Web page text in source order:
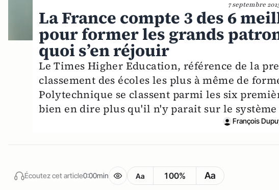
7 septembre
La France compte 3 des 6
pour former les grands
quoi s’en réjouir
Le Times Higher Education, référence de la
classement des écoles les plus à même de
Polytechnique se classent parmi les six
bien en dire plus qu'il n'y parait sur le
François
Écoutez cet article0:00min Aa 100% Aa